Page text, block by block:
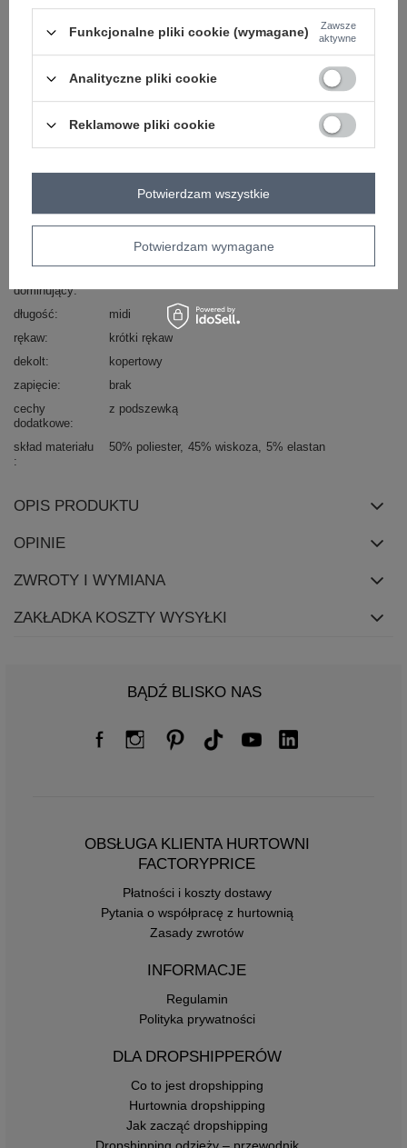
ZALOGUJ SIĘ I ZOBACZ CENĘ
sukienka codzienna
sukienka letnia
fason
sukienka rozkloszowana
codzienne
do pracy
dominujący
długość
midi
rękaw
krótki rękaw
dekolt
kopertowy
zapięcie
brak
cechy
dodatkowe
z podszewką
skład materiału 50% poliester 45% wiskoza 5% elastan
OPIS PRODUKTU
OPINIE
ZWROTY I WYMIANA
ZAKŁADKA KOSZTY WYSYŁKI
BĄDŹ BLISKO NAS
OBSŁUGA KLIENTA HURTOWNI
FACTORYPRICE
Płatności i koszty dostawy
Pytania o współpracę z hurtownią
Zasady zwrotów
INFORMACJE
Regulamin
Polityka prywatności
DLA DROPSHIPPERÓW
Co to jest dropshipping
Hurtownia dropshipping
Jak zacząć dropshipping
Funkcjonalne pliki cookie (wymagane)
Zawsze
aktywne
Analityczne pliki cookie
Reklamowe pliki cookie
Potwierdzam wymagane
Potwierdzam wszystkie